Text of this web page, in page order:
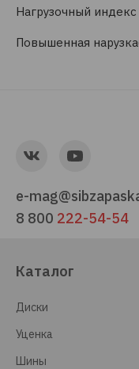
Нагрузочный индекс
Повышенная
e-
8 800 222-54-54
Каталог
Диски
Уценка
Шины